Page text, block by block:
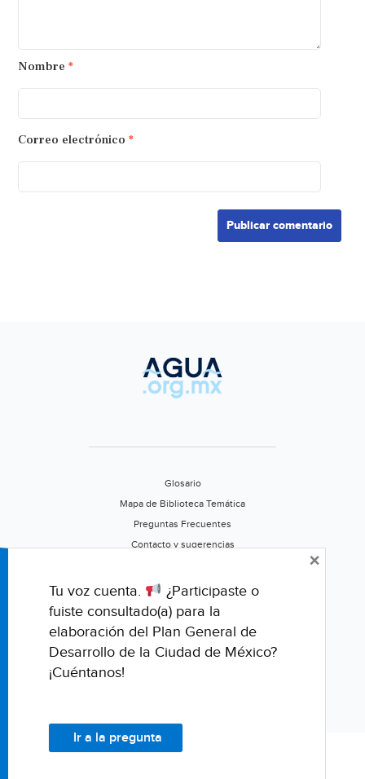
Nombre *
Correo electrónico *
Glosario
Mapa de Biblioteca Temática
Preguntas Frecuentes
Contacto y sugerencias
Califica este portal
Tu voz cuenta.
¿Participaste o
fuiste consultado(a) para la
elaboración del Plan General de
Desarrollo de la Ciudad de México?
¡Cuéntanos!
Ir a la pregunta
×